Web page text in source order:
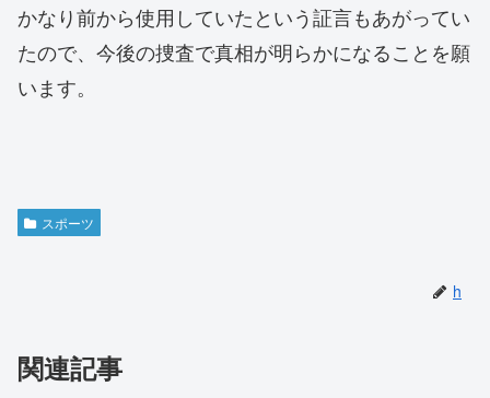
かなり前から使用していたという証言もあがってい
たので、今後の捜査で真相が明らかになることを願
います。
スポーツ
h
関連記事